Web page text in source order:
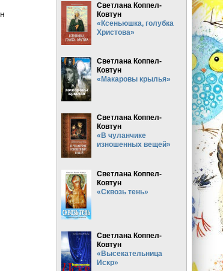
Светлана Коппел-
Ковтун
«Ксеньюшка, голубка
Христова»
Светлана Коппел-
Ковтун
«Макаровы крылья»
Светлана Коппел-
Ковтун
«В чуланчике
изношенных вещей»
Светлана Коппел-
Ковтун
«Сквозь тень»
Светлана Коппел-
Ковтун
«Высекательница
Искр»